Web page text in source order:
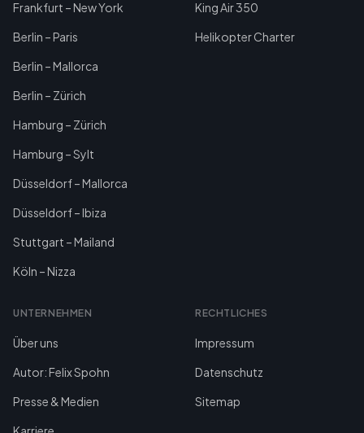
Frankfurt – New York
Berlin – Paris
Berlin – Mallorca
Berlin – Zürich
Hamburg – Zürich
Hamburg – Sylt
Düsseldorf – Mallorca
Düsseldorf – Ibiza
Stuttgart – Mailand
Köln – Nizza
King Air 350
Helikopter Charter
UNTERNEHMEN
Über uns
Autor: Felix Spohn
Presse & Medien
RECHTLICHES
Impressum
Datenschutz
Sitemap